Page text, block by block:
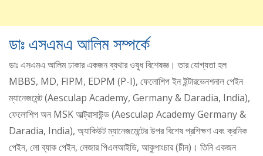
ডাঃ এসএমএ আলিম সম্পর্কে
ডাঃ এসএমএ আলিম ঢাকার একজন ব্যথার ওষুধ বিশেষজ্ঞ। তার যোগ্যতা হল
MBBS, MD, FIPM, EDPM (P-I), ফেলোশিপ ইন ইন্টারভেনশনাল পেইন
ম্যানেজমেন্ট (Aesculap Academy, Germany & Daradia, India),
ফেলোশিপ অন MSK আল্ট্রাসাউন্ড (Aesculap Academy Germany &
Daradia, India), অ্যাকিউট ম্যানেজমেন্টের উপর বিশেষ প্রশিক্ষণ এবং ক্রনিক
পেইন, লো ব্যাক পেইন, লেজার পিএলআইডি, আকুপাংচার (চীন)। তিনি একজন